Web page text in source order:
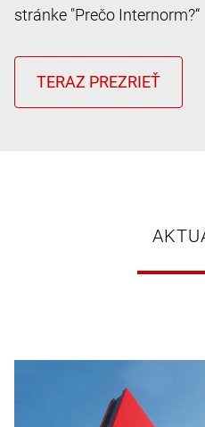
stránke "Prečo Internorm?“